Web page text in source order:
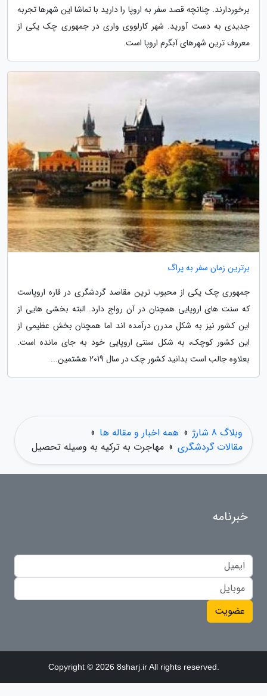
برخوردارند. چنانچه قصد سفر به اروپا را دارید با تماشا این شهرها تجربه
جدیدی به دست آورید. شهر کارلووی واری در جمهوری چک یکی از
معروف ترین شهرهای آبگرم اروپا است.
برترین زمان سفر به پراگ
جمهوری چک یکی از محبوب ترین مقاصد گردشگری در قاره اروپاست
که سنت های اروپایی همچنان در آن رواج دارد. البته بخشی هایی از
این کشور نیز به شکل مدرن درآمده اند اما همچنان بخش عظیمی از
این کشور کوچک، به شکل سنتی اروپایی خود به جای مانده است.
بعلاوه جالب است بدانید کشور چک در سال 2019 هشتمین...
وبلاگ 8 شارژ » همه اخبار و مقاله ها »
مقالات گردشگری » مهاجرت به ترکیه به وسیله تحصیل
خبرنامه
عضویت
Copyright © 2026 8sharj.ir All rights reserved.